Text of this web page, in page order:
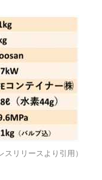
リリースより引用）